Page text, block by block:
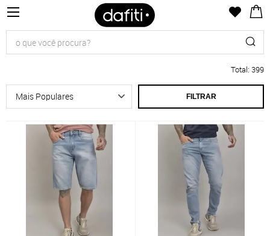
Total: 399
FILTRAR